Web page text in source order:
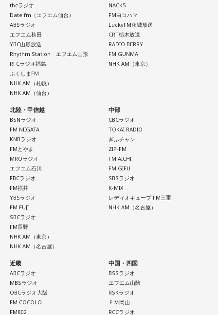
tbcラジオ
Date fm（エフエム仙台）
ABSラジオ
エフエム秋田
YBC山形放送
Rhythm Station エフエム山形
RFCラジオ福島
ふくしまFM
NHK AM（札幌）
NHK AM（仙台）
NACK5
FMヨコハマ
LuckyFM茨城放送
CRT栃木放送
RADIO BERRY
FM GUNMA
NHK AM（東京）
北陸・甲信越
BSNラジオ
FM NIIGATA
KNBラジオ
FMとやま
MROラジオ
エフエム石川
FBCラジオ
FM福井
YBSラジオ
FM FUJI
SBCラジオ
FM長野
NHK AM（東京）
NHK AM（名古屋）
中部
CBCラジオ
TOKAI RADIO
ぎふチャン
ZIP-FM
FM AICHI
FM GIFU
SBSラジオ
K-MIX
レディオキューブ FM三重
NHK AM（名古屋）
近畿
ABCラジオ
MBSラジオ
OBCラジオ大阪
FM COCOLO
FM802
中国・四国
BSSラジオ
エフエム山陰
RSKラジオ
ＦＭ岡山
RCCラジオ